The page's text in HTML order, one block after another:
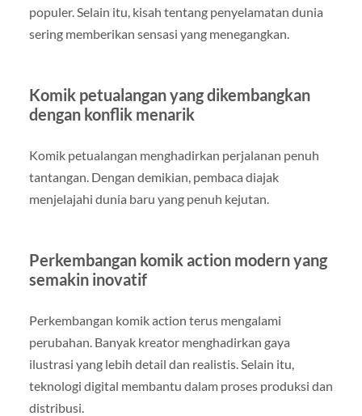
populer. Selain itu, kisah tentang penyelamatan dunia
sering memberikan sensasi yang menegangkan.
Komik petualangan yang dikembangkan
dengan konflik menarik
Komik petualangan menghadirkan perjalanan penuh
tantangan. Dengan demikian, pembaca diajak
menjelajahi dunia baru yang penuh kejutan.
Perkembangan komik action modern yang
semakin inovatif
Perkembangan komik action terus mengalami
perubahan. Banyak kreator menghadirkan gaya
ilustrasi yang lebih detail dan realistis. Selain itu,
teknologi digital membantu dalam proses produksi dan
distribusi.